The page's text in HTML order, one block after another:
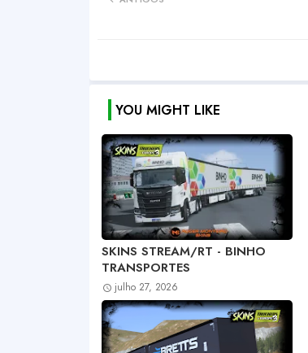
YOU MIGHT LIKE
SKINS STREAM/RT - BINHO
TRANSPORTES
julho 27, 2026